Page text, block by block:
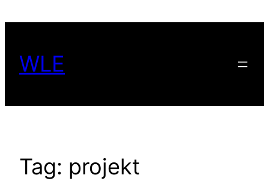
WLE
Tag: projekt